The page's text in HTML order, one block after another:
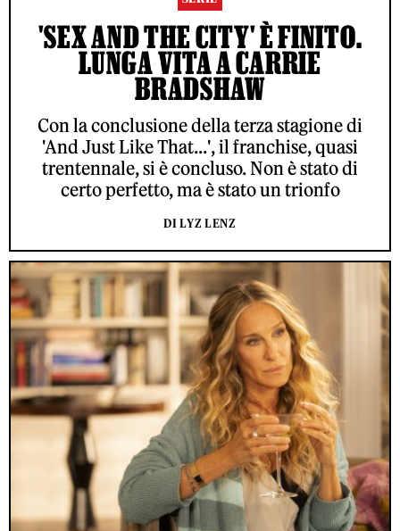
'SEX AND THE CITY' È FINITO.
LUNGA VITA A CARRIE
BRADSHAW
Con la conclusione della terza stagione di
'And Just Like That...', il franchise, quasi
trentennale, si è concluso. Non è stato di
certo perfetto, ma è stato un trionfo
DI LYZ LENZ